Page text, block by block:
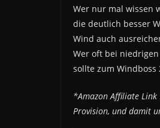
Wer nur mal wissen
die deutlich besser
Wind auch
Wer oft bei
sollte zum Windboss
*Amazon Affiliate
Provision, und damit